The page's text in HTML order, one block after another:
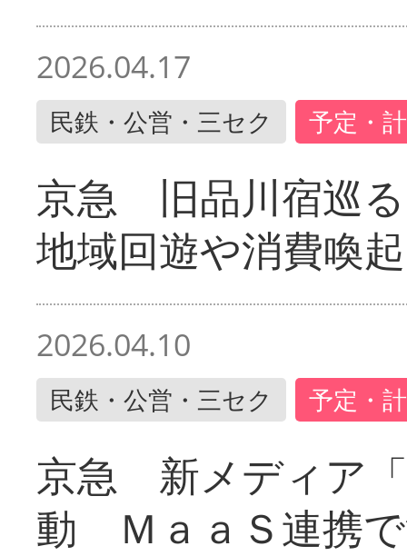
2026.04.17
民鉄・公営・三セク 予定・
京急 旧品川宿巡
地域回遊や消費喚起
2026.04.10
民鉄・公営・三セク 予定・
京急 新メディア
動 ＭａａＳ連携